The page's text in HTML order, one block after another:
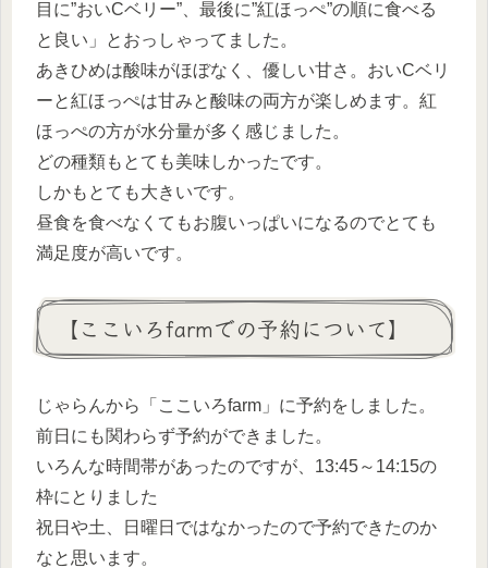
目に”おいCベリー”、最後に”紅ほっぺ”の順に食べる
と良い」とおっしゃってました。
あきひめは酸味がほぼなく、優しい甘さ。おいCベリ
ーと紅ほっぺは甘みと酸味の両方が楽しめます。紅
ほっぺの方が水分量が多く感じました。
どの種類もとても美味しかったです。
しかもとても大きいです。
昼食を食べなくてもお腹いっぱいになるのでとても
満足度が高いです。
【ここいろfarmでの予約について】
じゃらんから「ここいろfarm」に予約をしました。
前日にも関わらず予約ができました。
いろんな時間帯があったのですが、13:45～14:15の
枠にとりました
祝日や土、日曜日ではなかったので予約できたのか
なと思います。